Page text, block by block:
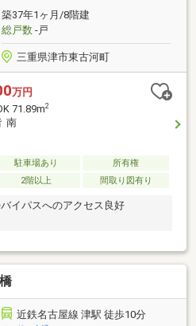
築37年1ヶ月/8階建
総戸数-戸
三重県津市東古河町
万円
71.89m2
南
駐車場あり
所有権
2階以上 間取り図有り
イパスへのアクセス良好
近鉄名古屋線 津駅 徒歩10分